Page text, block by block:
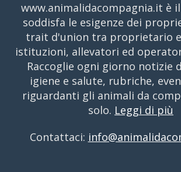
www.animalidacompagnia.it è
soddisfa le esigenze dei
trait d'union tra proprietario
istituzioni, allevatori ed
Raccoglie ogni giorno notizie
igiene e salute, rubriche,
riguardanti gli animali da
solo. Leggi di più
Contattaci: